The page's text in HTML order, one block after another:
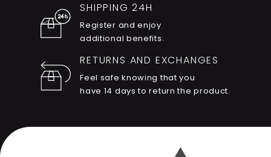
SHIPPING 24H
Register and enjoy
additional benefits.
RETURNS AND EXCHANGES
Feel safe knowing that you
have 14 days to return the product.